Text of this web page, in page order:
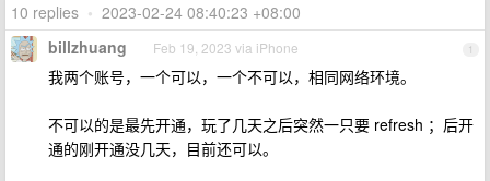
10 replies • 2023-02-24 08:40:23 +08:00
1
billzhuang Feb 19, 2023 via iPhone
我两个账号，一个可以，一个不可以，相同网络环境。
不可以的是最先开通，玩了几天之后突然一只要 refresh ；后开
通的刚开通没几天，目前还可以。